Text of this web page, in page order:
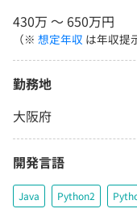
430万 〜 650万円
（※ 想定年収 は年収提
勤務地
大阪府
開発言語
Java Python2